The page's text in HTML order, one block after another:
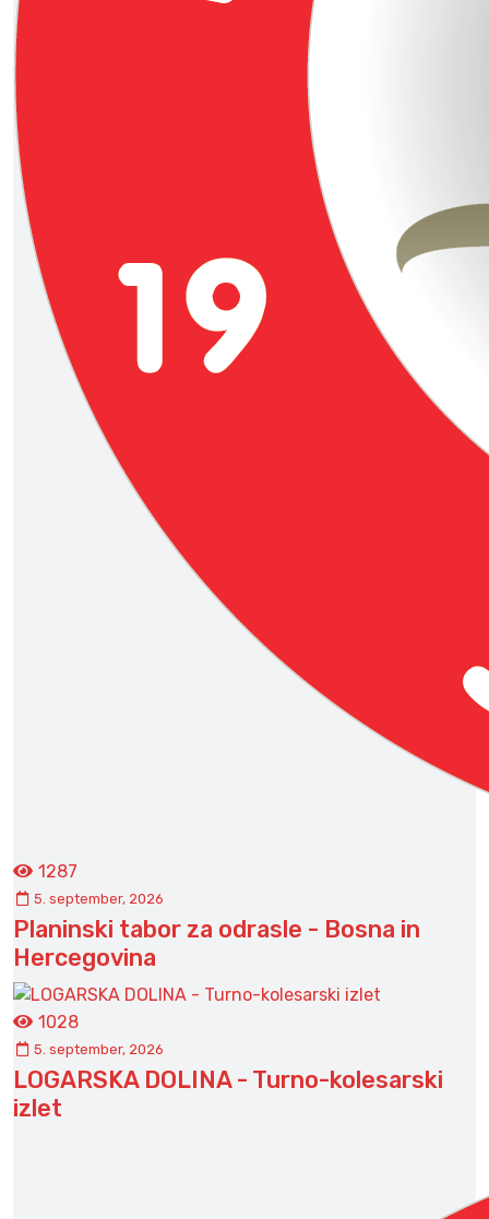
1287
5. september, 2026
Planinski tabor za odrasle - Bosna in
Hercegovina
1028
5. september, 2026
LOGARSKA DOLINA - Turno-kolesarski
izlet